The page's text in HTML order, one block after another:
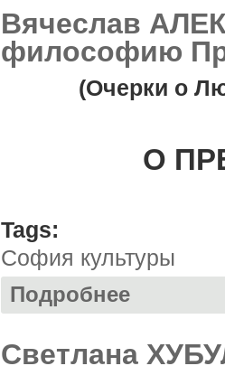
Вячеслав
философию
(Очерки о
О
Tags:
София культуры
Подробнее
Светлана